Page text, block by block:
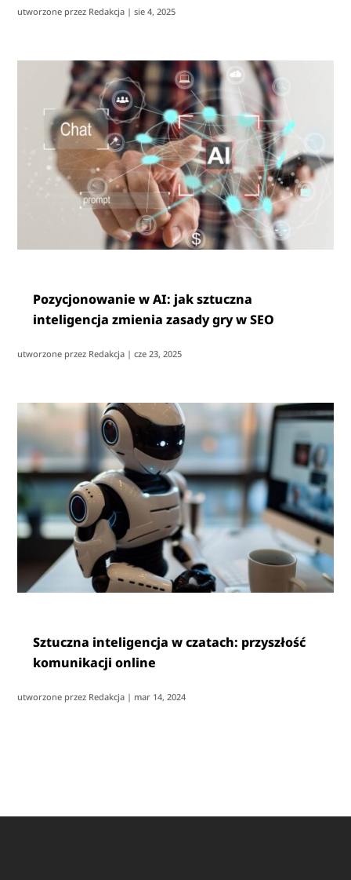
utworzone przez Redakcja |sie 4, 2025
Pozycjonowanie w AI: jak sztuczna
inteligencja zmienia zasady gry w SEO
utworzone przez Redakcja |cze 23, 2025
Sztuczna inteligencja w czatach: przyszłość
komunikacji online
utworzone przez Redakcja | mar 14, 2024